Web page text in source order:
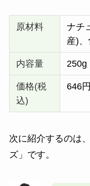
原材料
ナチ
産)
内容量 250g
価格(税
込)
646円
次に紹介するのは
ズ」です。